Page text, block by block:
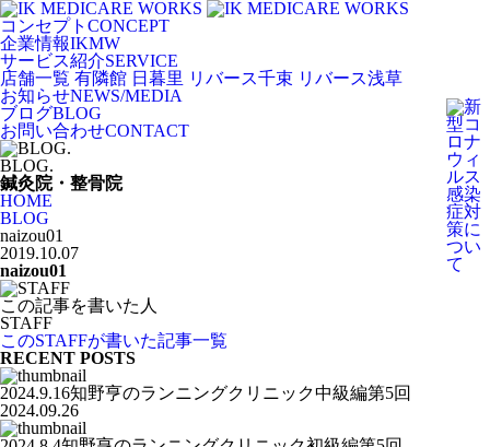
コンセプト CONCEPT
企業情報IKMW
サービス紹介SERVICE
店舗一覧 有隣館 日暮里 リバース千束 リバース浅草
お知らせNEWS/MEDIA
ブログBLOG
お問い合わせCONTACT
BLOG.
鍼灸院・整骨院
HOME
BLOG
naizou01
2019.10.07
naizou01
この記事を書いた人
STAFF
このSTAFFが書いた記事一覧
RECENT POSTS
2024.9.16知野亨のランニングクリニック中級編第5回
2024.09.26